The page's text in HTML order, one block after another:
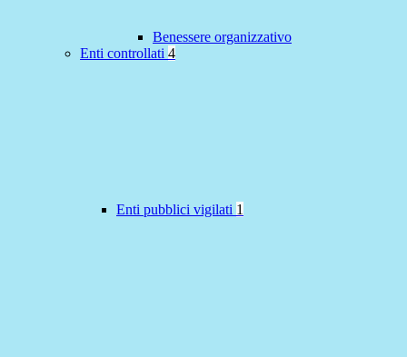
Benessere organizzativo
Enti controllati 4
Enti pubblici vigilati 1